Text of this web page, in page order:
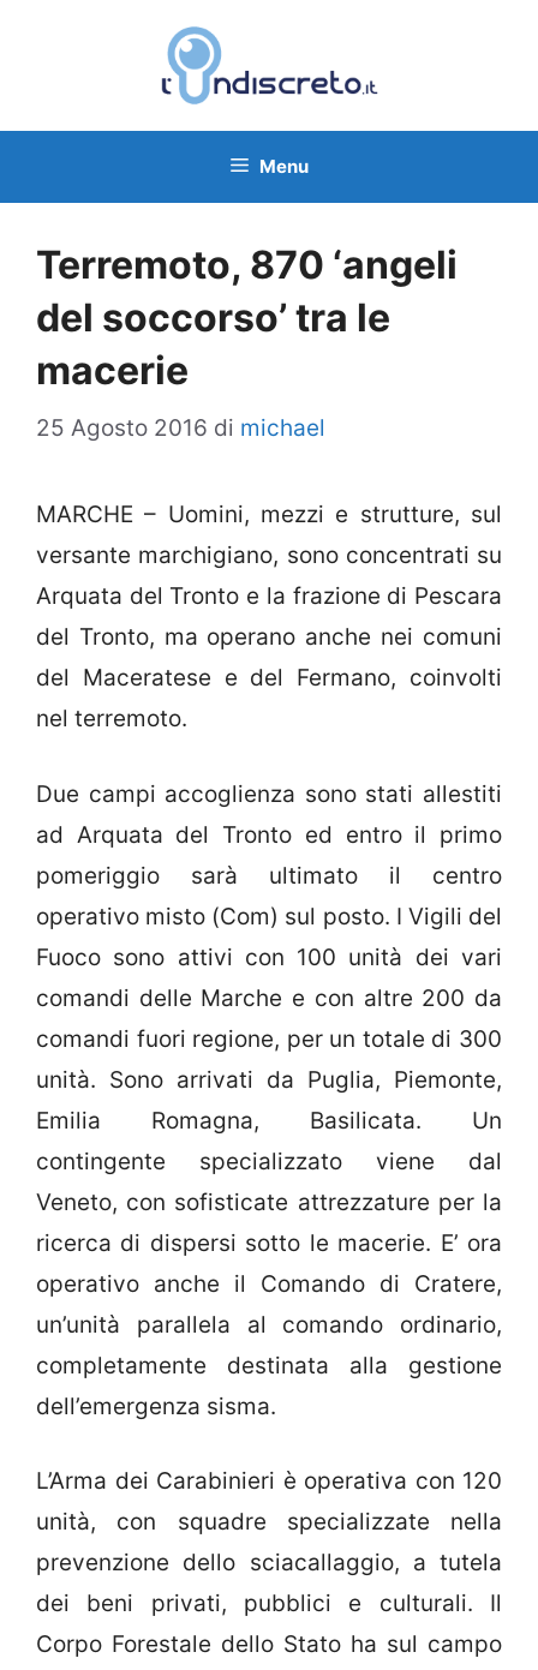
Menu
Terremoto, 870 ‘angeli
del soccorso’ tra le
macerie
25 Agosto 2016 di michael
MARCHE – Uomini, mezzi e strutture, sul
versante marchigiano, sono concentrati su
Arquata del Tronto e la frazione di Pescara
del Tronto, ma operano anche nei comuni
del Maceratese e del Fermano, coinvolti
nel terremoto.
Due campi accoglienza sono stati allestiti
ad Arquata del Tronto ed entro il primo
pomeriggio sarà ultimato il centro
operativo misto (Com) sul posto. I Vigili del
Fuoco sono attivi con 100 unità dei vari
comandi delle Marche e con altre 200 da
comandi fuori regione, per un totale di 300
unità. Sono arrivati da Puglia, Piemonte,
Emilia Romagna, Basilicata. Un
contingente specializzato viene dal
Veneto, con sofisticate attrezzature per la
ricerca di dispersi sotto le macerie. E’ ora
operativo anche il Comando di Cratere,
un’unità parallela al comando ordinario,
completamente destinata alla gestione
dell’emergenza sisma.
L’Arma dei Carabinieri è operativa con 120
unità, con squadre specializzate nella
prevenzione dello sciacallaggio, a tutela
dei beni privati, pubblici e culturali. Il
Corpo Forestale dello Stato ha sul campo